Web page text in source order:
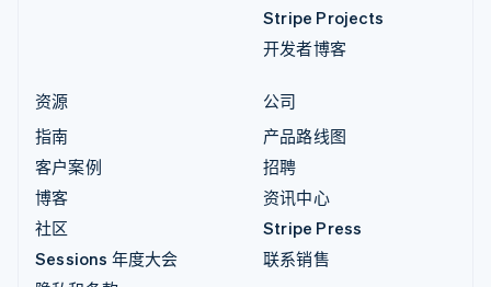
Stripe Projects
开发者博客
资源
指南
客户案例
博客
社区
Sessions 年度大会
公司
产品路线图
招聘
资讯中心
Stripe Press
联系销售